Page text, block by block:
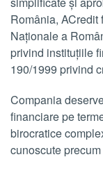
România,
Naționale a
privind instituțiile
190/1999 privind
Compania
financiare pe
birocratice
cunoscute